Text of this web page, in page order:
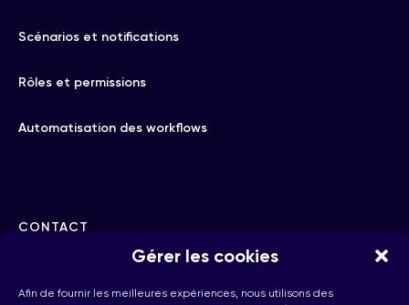
Gérer les cookies
Afin de fournir les meilleures expériences, nous utilisons des
Scénarios et notifications
Rôles et permissions
Automatisation des workflows
CONTACT